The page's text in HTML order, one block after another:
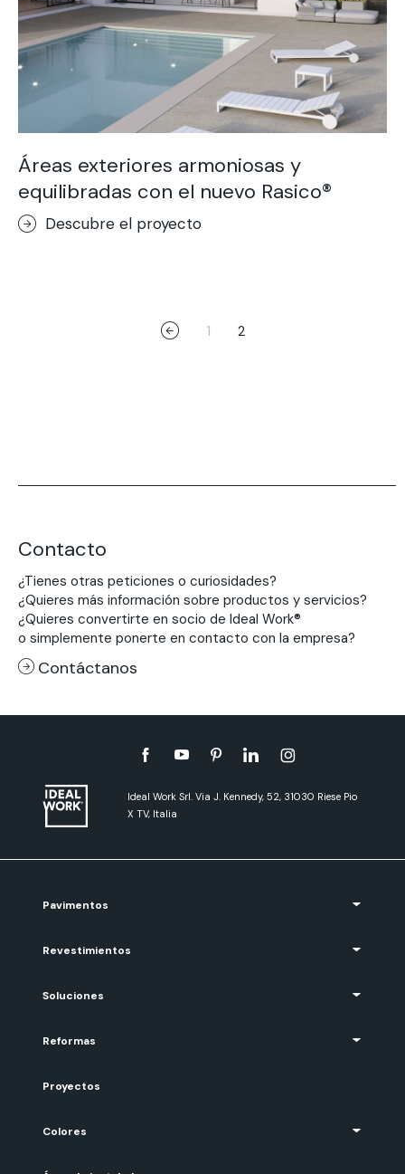
Áreas exteriores armoniosas y
equilibradas con el nuevo Rasico®
Descubre el proyecto
1 2
Contacto
¿Tienes otras peticiones o curiosidades?
¿Quieres más información sobre productos y servicios?
¿Quieres convertirte en socio de Ideal Work®
o simplemente ponerte en contacto con la empresa?
Contáctanos
Ideal Work Srl. Via J. Kennedy, 52, 31030 Riese Pio
X TV, Italia
Pavimentos
Revestimientos
Soluciones
Reformas
Proyectos
Colores